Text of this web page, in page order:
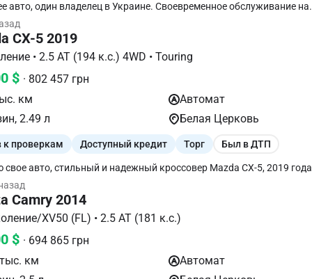
авто, один владелец в Украине. Своевременное обслуживание на
запчастях. Хорошая комплектация SL, есть все для
: Автозапуск Бесключевой доступ Двухзонный климат
Электропривод крышки багажника Открытие без рук Датчик
выезда с парковки задом Камеры 360* Автоматический
Bose с сабвуфером
CX-5 2019
II поколение • 2.5 AT (194 к.с.) 4WD • Touring
$ · 802 457 грн
км
Автомат
2.49 л
Белая Церковь
к проверкам Доступный кредит Торг Был в ДТП
свое авто, стильный и надежный кроссовер Mazda CX-5, 2019
Touring. Обслуживание все вовремя! Мощный 2.5
Кожаный салон (комбинированный), Электрорегулировка
сиденья. Адаптивный круиз-контроль Distronic Система
зоны (Blind Spot Monitoring) Проекция полосы движения Камера
акустика Bose Apple CarPlay / Android Auto Бесключевой
Люк, электропривод крышки багажника LED-оптика,
Camry 2014
VII поколение/XV50 (FL) • 2.5 АТ (181 к.с.)
$ · 694 865 грн
км
Автомат